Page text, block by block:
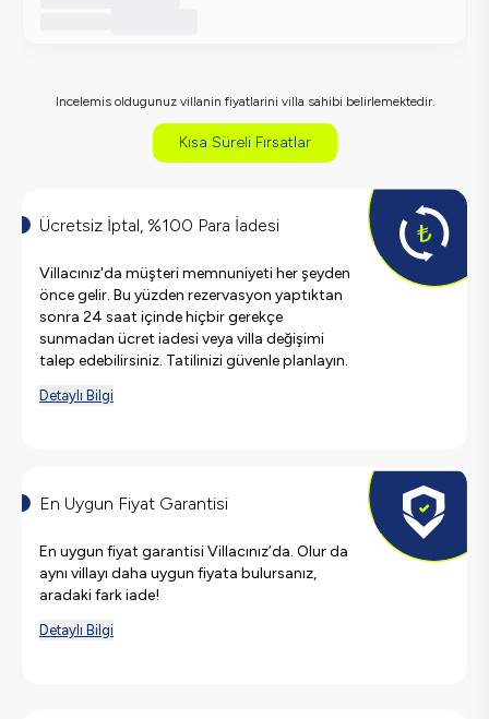
Incelemis oldugunuz villanin fiyatlarini villa sahibi belirlemektedir.
Kısa Süreli Fırsatlar
Ücretsiz İptal, %100 Para İadesi
Villacınız'da müşteri memnuniyeti her şeyden
önce gelir. Bu yüzden rezervasyon yaptıktan
sonra 24 saat içinde hiçbir gerekçe
sunmadan ücret iadesi veya villa değişimi
talep edebilirsiniz. Tatilinizi güvenle planlayın.
Detaylı Bilgi
En Uygun Fiyat Garantisi
En uygun fiyat garantisi Villacınız’da. Olur da
aynı villayı daha uygun fiyata bulursanız,
aradaki fark iade!
Detaylı Bilgi